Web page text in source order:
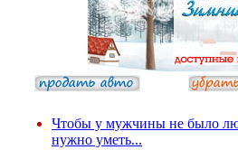
Чтобы у мужчины не было
нужно уметь...